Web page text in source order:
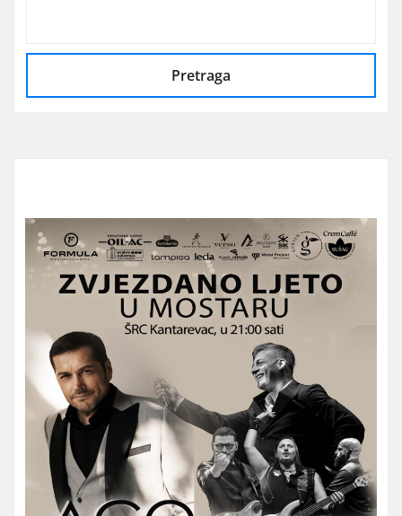
Pretraga